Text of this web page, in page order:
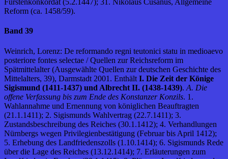
Fürstenkonkordat (5.2.1447); 31. Nikolaus Cusanus, Allgemeine
Reform (ca. 1458/59).
Band 39
Weinrich, Lorenz: De reformando regni teutonici statu in medioaevo
posteriore fontes selectae / Quellen zur Reichsreform im
Spätmittelalter (Ausgewählte Quellen zur deutschen Geschichte des
Mittelalters, 39), Darmstadt 2001. Enthält I. Die Zeit der Könige
Sigismund (1411-1437) und Albrecht II. (1438-1439). A. Die
offene Verfassung bis zum Ende des Konstanzer Konzils. 1.
Wahlannahme und Ernennung von königlichen Beauftragten
(21.1.1411); 2. Sigismunds Wahlvertrag (22.7.1411); 3.
Zustandsbeschreibung des Reiches (30.1.1412); 4. Verhandlungen
Nürnbergs wegen Privilegienbestätigung (Februar bis April 1412);
5. Erhebung des Landfriedenszolls (1.10.1414); 6. Sigismunds Rede
über die Lage des Reiches (13.12.1414); 7. Erläuterungen zum